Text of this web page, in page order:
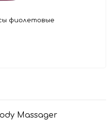
фиолетовые
Massager